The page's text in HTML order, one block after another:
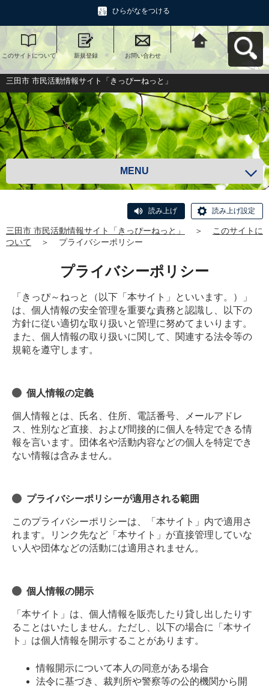
ひらがなをつける
このサイトについて 新規登録 お問い合わせ
三田市 市民活動情報
サイト「きっぴーね
っと」へ戻る
三田市 市民活動情報サイト「きっぴーねっと」
MENU
読み上げ 読み上げ設定
三田市 市民活動情報サイト「きっぴーねっと」 ＞
このサイトに
ついて
＞ プライバシーポリシー
プライバシーポリシー
「きっぴ～ねっと（以下「本サイト」といいます。）」
は、個人情報の安全管理を重要な責務と認識し、以下の
方針に従い適切な取り扱いと管理に努めてまいります。
また、個人情報の取り扱いに関して、関連する法令等の
規範を遵守します。
個人情報の定義
個人情報とは、氏名、住所、電話番号、メールアドレ
ス、性別など直接、および間接的に個人を特定できる情
報を言います。団体名や活動内容などの個人を特定でき
ない情報は含みません。
プライバシーポリシーが適用される範囲
このプライバシーポリシーは、「本サイト」内で適用さ
れます。リンク先など「本サイト」が直接管理していな
い人や団体などの活動には適用されません。
個人情報の開示
「本サイト」は、個人情報を販売したり貸し出したりす
ることはいたしません。ただし、以下の場合に「本サイ
ト」は個人情報を開示することがあります。
情報開示について本人の同意がある場合
法令に基づき、裁判所や警察等の公的機関から開